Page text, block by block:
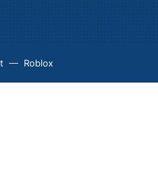
Roblox